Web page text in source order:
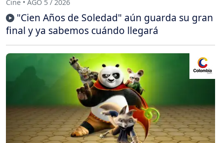
Cine • AGO 5 / 2026
"Cien Años de Soledad" aún guarda su gran
final y ya sabemos cuándo llegará